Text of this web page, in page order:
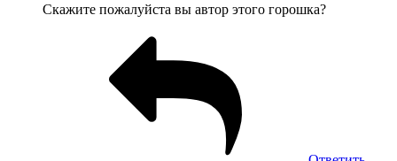
Скажите пожалуйста вы автор этого горошка?